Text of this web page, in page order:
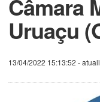
Câmara
Uruaçu
13/04/2022 15:13:52 -